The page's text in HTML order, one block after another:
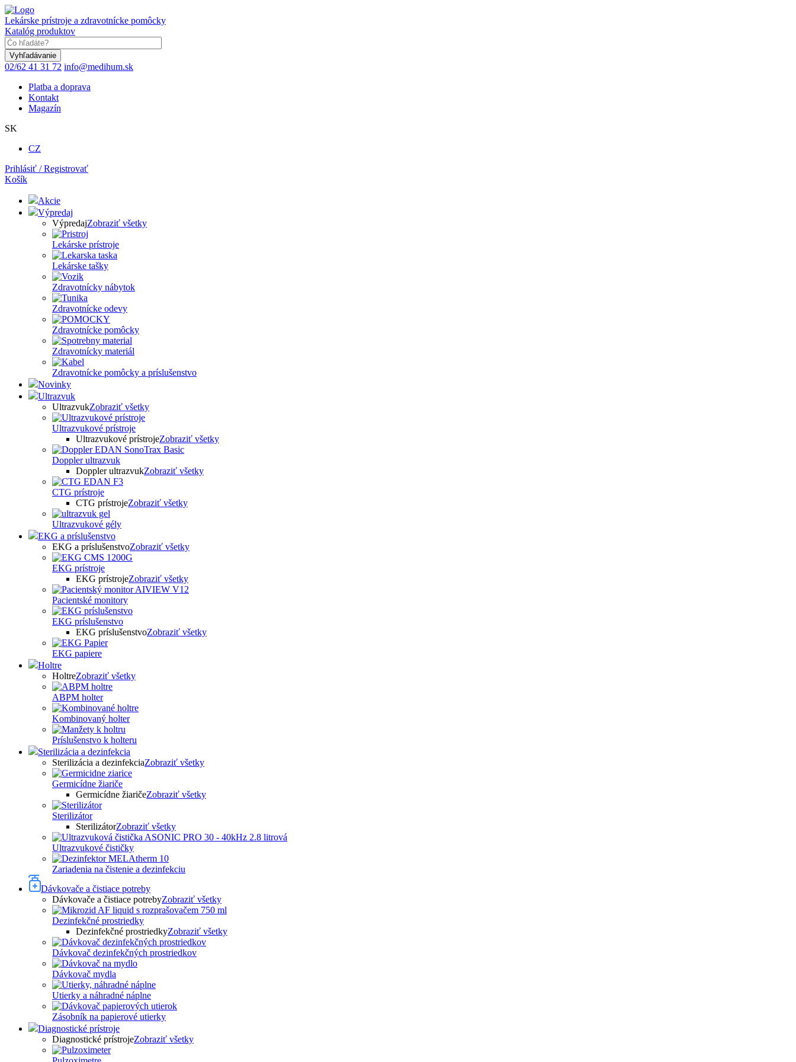
Skočiť
na
hlavný
obsah
Lekárske prístroje a zdravotnícke pomôcky
Katalóg produktov
02/62 41 31 72 info@medihum.sk
Platba a doprava
Kontakt
Magazín
SK
CZ
Prihlásiť / Registrovať
Košík
Akcie
Výpredaj
VýpredajZobraziť všetky
Lekárske prístroje
Lekárske tašky
Zdravotnícky nábytok
Zdravotnícke odevy
Zdravotnícke pomôcky
Zdravotnícky materiál
Zdravotnícke pomôcky a príslušenstvo
Novinky
Ultrazvuk
UltrazvukZobraziť všetky
Ultrazvukové prístroje
Ultrazvukové prístrojeZobraziť všetky
Doppler ultrazvuk
Doppler ultrazvukZobraziť všetky
CTG prístroje
CTG prístrojeZobraziť všetky
Ultrazvukové gély
EKG a príslušenstvo
EKG a príslušenstvoZobraziť všetky
EKG prístroje
EKG prístrojeZobraziť všetky
Pacientské monitory
EKG príslušenstvo
EKG príslušenstvoZobraziť všetky
EKG papiere
Holtre
HoltreZobraziť všetky
ABPM holter
Kombinovaný holter
Príslušenstvo k holteru
Sterilizácia a dezinfekcia
Sterilizácia a dezinfekciaZobraziť všetky
Germicídne žiariče
Germicídne žiaričeZobraziť všetky
Sterilizátor
SterilizátorZobraziť všetky
Ultrazvukové čističky
Zariadenia na čistenie a dezinfekciu
Dávkovače a čistiace potreby
Dávkovače a čistiace potrebyZobraziť všetky
Dezinfekčné prostriedky
Dezinfekčné prostriedkyZobraziť všetky
Dávkovač dezinfekčných prostriedkov
Dávkovač mydla
Utierky a náhradné náplne
Zásobník na papierové utierky
Diagnostické prístroje
Diagnostické prístrojeZobraziť všetky